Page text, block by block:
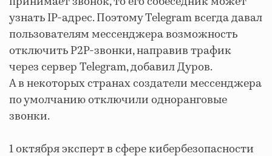
узнать IP-адрес. Поэтому Telegram всегда давал
пользователям мессенджера возможность
отключить P2P-звонки, направив трафик
через сервер Telegram, добавил Дуров.
А в некоторых странах создатели мессенджера
по умолчанию отключили одноранговые
звонки.
1 октября эксперт в сфере кибербезопасности